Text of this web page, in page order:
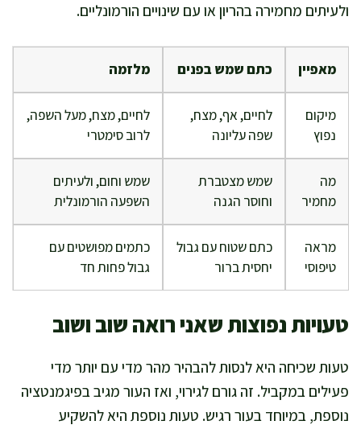
ולעיתים מחמירה בהריון או עם שינויים הורמונליים.
מאפיין כתם שמש בפנים מלזמה
מיקום
נפוץ
לחיים, אף, מצח,
שפה עליונה
לחיים, מצח, מעל השפה,
לרוב סימטרי
מה
מחמיר
שמש מצטברת
וחוסר הגנה
שמש וחום, ולעיתים
השפעה הורמונלית
מראה
טיפוסי
כתם שטוח עם גבול
יחסית ברור
כתמים מפושטים עם
גבול פחות חד
טעויות נפוצות שאני רואה שוב ושוב
טעות שכיחה היא לנסות להבהיר מהר מדי עם יותר מדי
פעילים במקביל. זה גורם לגירוי, ואז העור מגיב בפיגמנטציה
נוספת, במיוחד בעור רגיש. טעות נוספת היא להשקיע